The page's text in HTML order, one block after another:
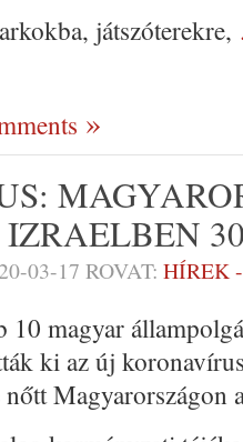
játszóterekre,
03-17 ROVAT: HÍREK
10 magyar
ki az új
Magyarországon